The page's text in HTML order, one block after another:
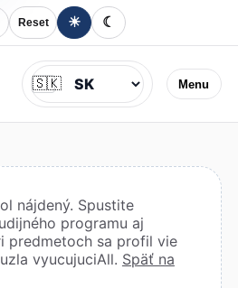
Reset ☀ ☾
Menu
Jazyk
🇸🇰
nájdený. Spustite
programu aj
predmetoch sa profil vie
vyucujuciAll. Späť na